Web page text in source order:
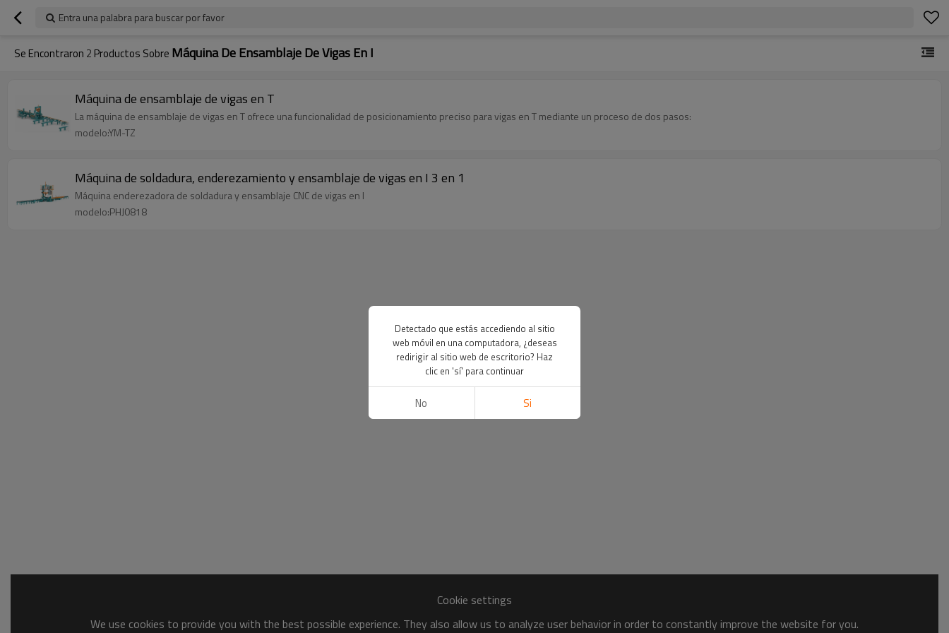
Entra una palabra para buscar por favor
Se Encontraron 2 Productos Sobre Máquina De Ensamblaje De Vigas En I
Máquina de ensamblaje de vigas en T
La máquina de ensamblaje de vigas en T ofrece una funcionalidad de posicionamiento preciso para vigas en T mediante un proceso de dos pasos:
modelo:YM-TZ
Máquina de soldadura, enderezamiento y ensamblaje de vigas en I 3 en 1
Máquina enderezadora de soldadura y ensamblaje CNC de vigas en I
modelo:PHJ0818
Cookie settings
We use cookies to provide you with the best possible experience. They also allow us to analyze user behavior in order to constantly improve the website for you.
Detectado que estás accediendo al sitio
web móvil en una computadora, ¿deseas
redirigir al sitio web de escritorio? Haz
clic en 'sí' para continuar
No Si